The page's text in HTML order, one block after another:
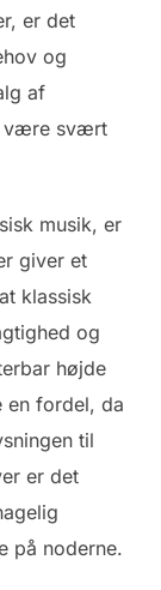
er det
og
af
være svært
musik, er
giver et
klassisk
og
højde
en fordel, da
til
er det
på noderne.